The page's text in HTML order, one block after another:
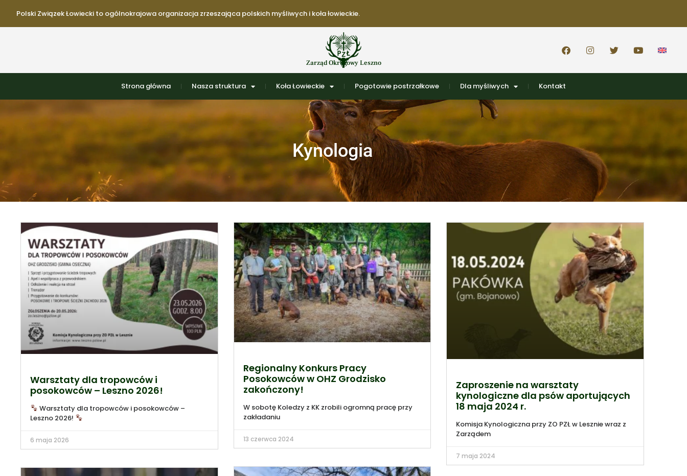
Polski Związek Łowiecki to ogólnokrajowa organizacja zrzeszająca polskich myśliwych i koła łowieckie.
Zarząd Okręgowy Leszno
Strona główna Nasza struktura Koła Łowieckie Pogotowie postrzałkowe Dla myśliwych Kontakt
Kynologia
Warsztaty dla tropowców i
posokowców – Leszno 2026!
Warsztaty dla tropowców i posokowców –
Leszno 2026!
6 maja 2026
Regionalny Konkurs Pracy
Posokowców w OHZ Grodzisko
zakończony!
W sobotę Koledzy z KK zrobili ogromną pracę przy
zakładaniu
13 czerwca 2024
Zaproszenie na warsztaty
kynologiczne dla psów aportujących
18 maja 2024 r.
Komisja Kynologiczna przy ZO PZŁ w Lesznie wraz z
Zarządem
7 maja 2024